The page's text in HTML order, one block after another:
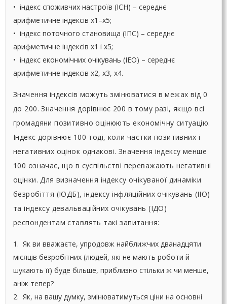
• індекс споживчих настроїв (ІСН) – середнє
арифметичне індексів х1–х5;
• індекс поточного становища (ІПС) – середнє
арифметичне індексів х1 і х5;
• індекс економічних очікувань (ІЕО) – середнє
арифметичне індексів х2, х3, х4.
Значення індексів можуть змінюватися в межах від 0
до 200. Значення дорівнює 200 в тому разі, якщо всі
громадяни позитивно оцінюють економічну ситуацію.
Індекс дорівнює 100 тоді, коли частки позитивних і
негативних оцінок однакові. Значення індексу менше
100 означає, що в суспільстві переважають негативні
оцінки. Для визначення індексу очікуваної динаміки
безробіття (ІОДБ), індексу інфляційних очікувань (ІІО)
та індексу девальваційних очікувань (ІДО)
респондентам ставлять такі запитання:
1. Як ви вважаєте, упродовж найближчих дванадцяти
місяців безробітних (людей, які не мають роботи й
шукають її) буде більше, приблизно стільки ж чи менше,
аніж тепер?
2. Як, на вашу думку, змінюватимуться ціни на основні